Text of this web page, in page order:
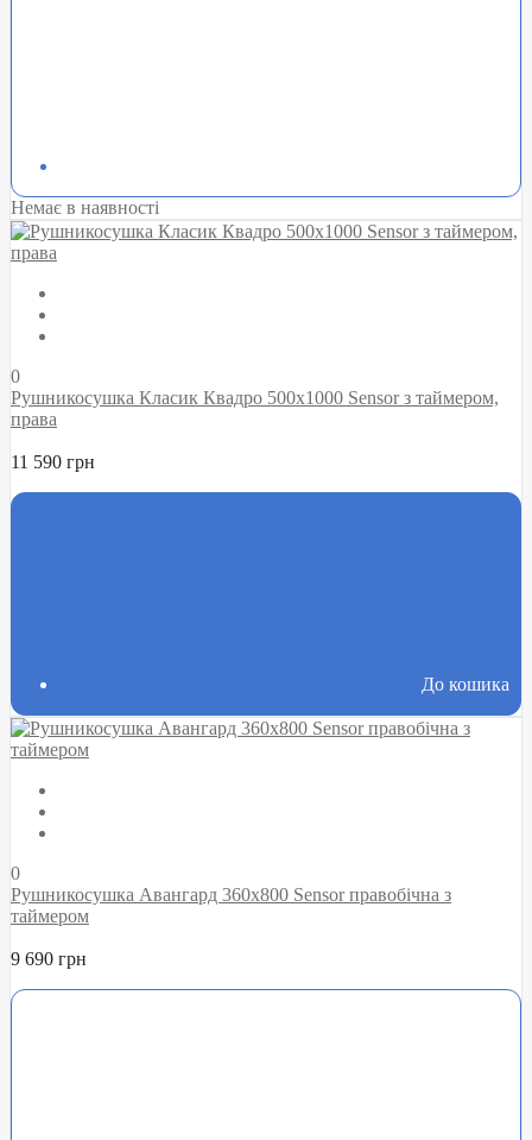
Немає в наявності
0
Рушникосушка Класик Квадро 500х1000 Sensor з таймером,
права
11 590 грн
До кошика
0
Рушникосушка Авангард 360х800 Sensor правобічна з
таймером
9 690 грн